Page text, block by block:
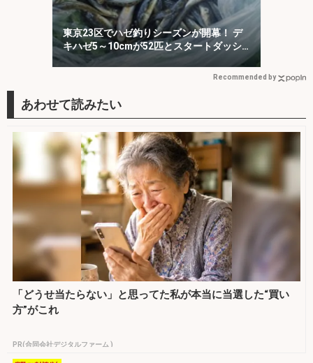
東京23区でハゼ釣りシーズンが開幕！ デ
キハゼ5～10cmが52匹とスタートダッシ
ュに成功
Recommended by
「どうせ当たらない」と思ってた私が本当に当選した“買い
方”がこれ
PR(合同会社デジタルファーム )